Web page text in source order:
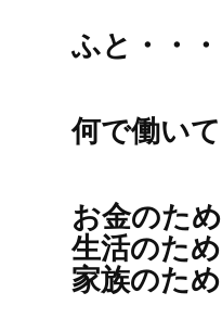
ふと・・・
何で働い
お金のた
生活のた
家族のた